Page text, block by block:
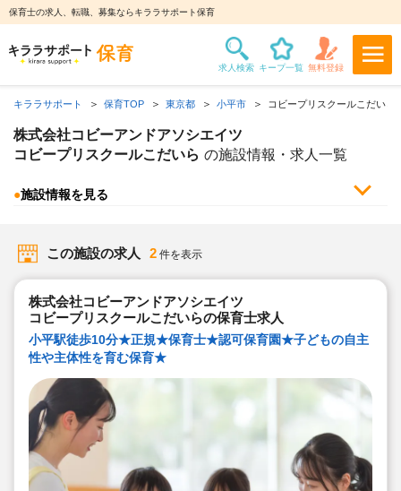
保育士の求人、転職、募集ならキララサポート保育
キララサポート 保育TOP 東京都 小平市 コビープリスクールこだいら
株式会社コビーアンドアソシエイツ
コビープリスクールこだいら の施設情報・求人一覧
●施設情報を見る
この施設の求人 2 件を表示
株式会社コビーアンドアソシエイツ
コビープリスクールこだいらの保育士求人
小平駅徒歩10分★正規★保育士★認可保育園★子どもの自主
性や主体性を育む保育★